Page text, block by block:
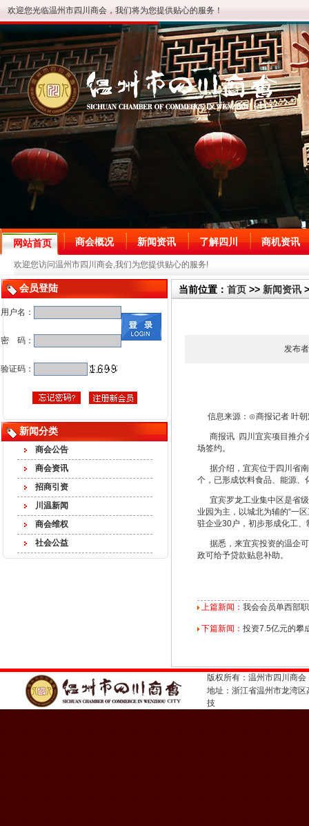
欢迎您光临温州市四川商会，我们将为您提供贴心的服务！
网站首页
欢迎您访问温州市四川商会,我们为您提供贴心的服务!
商会概况 新闻资讯 了解四川 商机资讯
会员登陆
用户名：
密 码：
验证码：
新闻分类
商会公告
商会资讯
招商引资
川温新闻
商会维权
社会公益
当前位置： 首页 >> 新闻资讯
发布
信息来源：⊙商报记者 叶朝
商报讯 四川宜宾项目推介
场签约。
据介绍，宜宾位于四川省南
个，已形成饮料食品、能源、
宜宾罗龙工业集中区是省级
业园为主，以城北为辅的“一
驻企业30户，初步形成化工
据悉，来宜宾投资的温企可
政可给予贷款贴息补助。
上篇新闻： 我会会员单西部
下篇新闻： 投资7.5亿元的攀
版权所有：温州市四川商
地址：浙江省温州市龙湾
技